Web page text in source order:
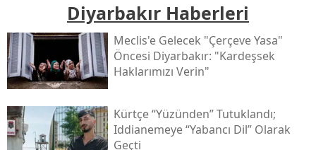
Diyarbakır Haberleri
Meclis'e Gelecek "çerçeve Yasa"
Öncesi Diyarbakır: "kardeşsek
Haklarımızı Verin"
Kürtçe “yüzünden” Tutuklandı;
Iddianemeye “yabancı Dil” Olarak
Geçti